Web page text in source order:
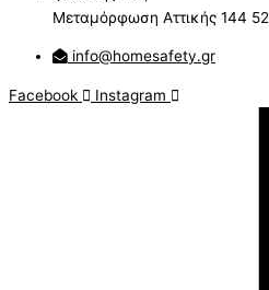
Μεταμόρφωση Αττικής 144 52
info@homesafety.gr
Facebook Instagram